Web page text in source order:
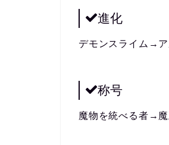
進化
デモンスライム→
称号
魔物を統べる者→